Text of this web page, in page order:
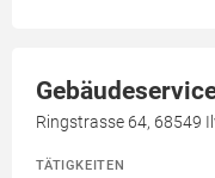
Ringstrasse 64, 68549
TÄTIGKEITEN